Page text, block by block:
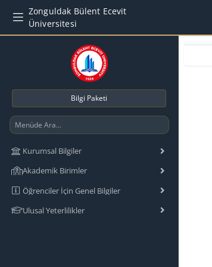
Zonguldak Bülent Ecevit
Üniversitesi
Bilgi Paketi
Kurumsal Bilgiler
Akademik Birimler
Öğrenciler İçin Genel Bilgiler
Ulusal Yeterlilikler